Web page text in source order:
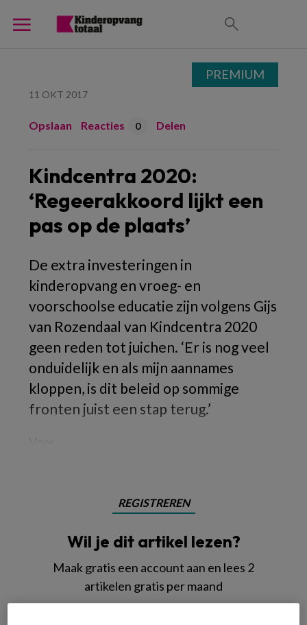
11 OKT 2017
Opslaan Reacties 0 Delen
Kindcentra 2020:
‘Regeerakkoord lijkt een
pas op de plaats’
De extra investeringen in
kinderopvang en vroeg- en
voorschoolse educatie zijn volgens Gijs
van Rozendaal van Kindcentra 2020
geen reden tot juichen. ‘Er is nog veel
onduidelijk en als mijn aannames
kloppen, is dit beleid op sommige
fronten juist een stap terug.’
REGISTREREN
Wil je dit artikel lezen?
Maak gratis een account aan en lees 2
artikelen gratis per maand
PREMIUM